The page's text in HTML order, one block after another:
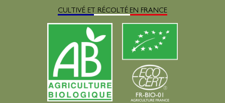
CULTIVÉ ET RÉCOLTÉ EN FRANCE